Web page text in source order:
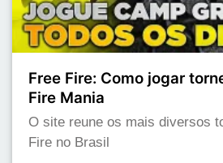
Free Fire: Como jogar
Fire Mania
O site reune os mais diversos
Fire no Brasil